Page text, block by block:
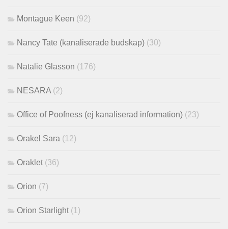
Montague Keen (92)
Nancy Tate (kanaliserade budskap) (30)
Natalie Glasson (176)
NESARA (2)
Office of Poofness (ej kanaliserad information) (23)
Orakel Sara (12)
Oraklet (36)
Orion (7)
Orion Starlight (1)